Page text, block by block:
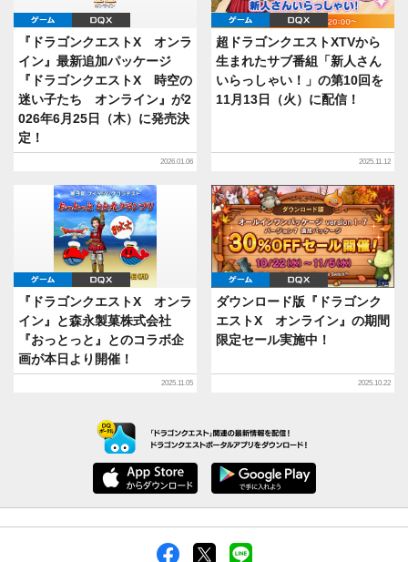
ゲーム
『ドラゴンクエストX オンラ
イン』最新追加パッケージ
『ドラゴンクエストX 時空の
迷い子たち オンライン』が2
026年6月25日（木）に発売決
定！
2026.01.06
ゲーム DQX
超ドラゴンクエストXTVから
生まれたサブ番組「新人さん
いらっしゃい！」の第10回を
11月13日（火）に配信！
2025.11.12
ゲーム DQX
『ドラゴンクエストX オンラ
イン』と森永製菓株式会社
『おっとっと』とのコラボ企
画が本日より開催！
2025.11.05
ゲーム DQX
ダウンロード版『ドラゴンク
エストX オンライン』の期間
限定セール実施中！
2025.10.22